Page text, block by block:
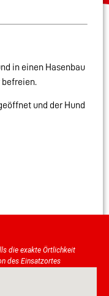
in einen Hasenbau
und der Hund
die exakte Örtlichkeit
des Einsatzortes